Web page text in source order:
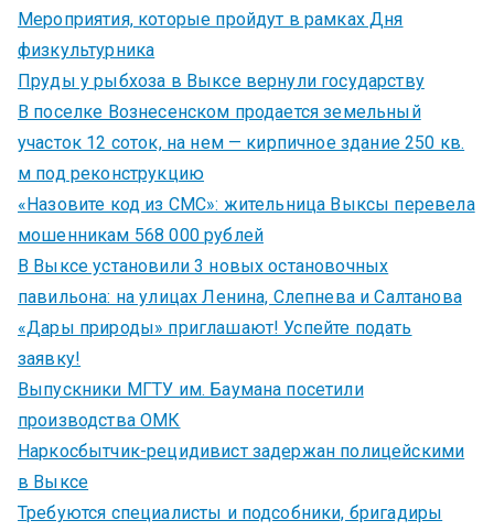
Мероприятия, которые пройдут в рамках Дня
физкультурника
Пруды у рыбхоза в Выксе вернули государству
В поселке Вознесенском продается земельный
участок 12 соток, на нем — кирпичное здание 250 кв.
м под реконструкцию
«Назовите код из СМС»: жительница Выксы перевела
мошенникам 568 000 рублей
В Выксе установили 3 новых остановочных
павильона: на улицах Ленина, Слепнева и Салтанова
«Дары природы» приглашают! Успейте подать
заявку!
Выпускники МГТУ им. Баумана посетили
производства ОМК
Наркосбытчик-рецидивист задержан полицейскими
в Выксе
Требуются специалисты и подсобники, бригадиры